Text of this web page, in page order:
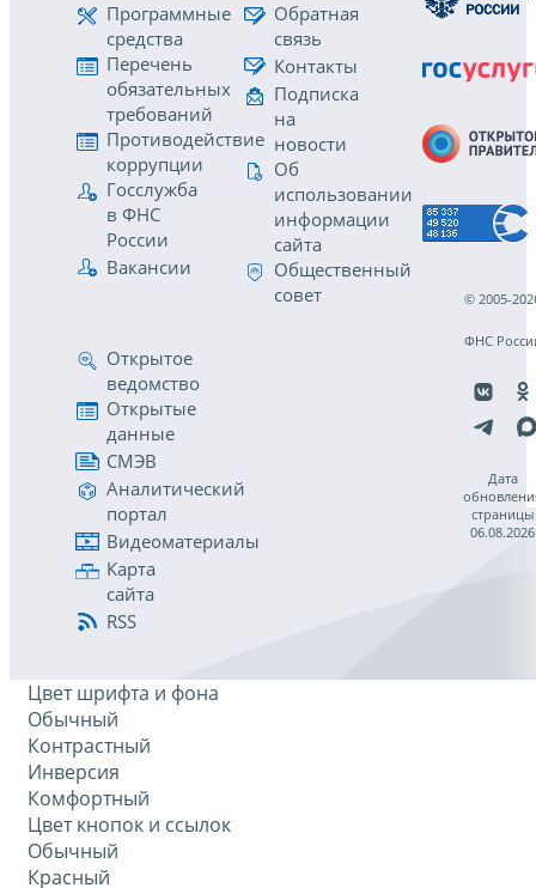
Программные
средства
Перечень
обязательных
требований
Противодействие
коррупции
Госслужба
в ФНС
России
Вакансии
Обратная
связь
Контакты
Подписка
на
новости
Об
использовании
информации
сайта
Общественный
совет
Открытое
ведомство
Открытые
данные
СМЭВ
Аналитический
портал
Видеоматериалы
Карта
сайта
RSS
© 2005-
ФНС
Дата
страницы
06.08.2026
Цвет шрифта и фона
Обычный
Контрастный
Инверсия
Комфортный
Цвет кнопок и ссылок
Обычный
Красный